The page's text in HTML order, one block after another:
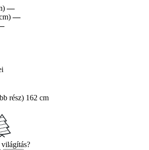
—
—
rész) 162 cm